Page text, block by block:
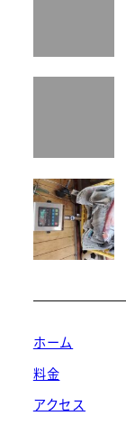
ホーム
料金
アクセス